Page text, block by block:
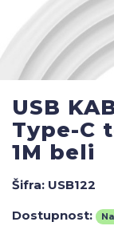
USB
Type-C
1M beli
Šifra: USB122
Dostupnost: